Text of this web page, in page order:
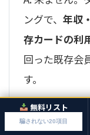
ングで、 年収
存カードの利
回った既存会
す。
Q3. 電話の案
りますか？
無料リスト
騙されない20項目